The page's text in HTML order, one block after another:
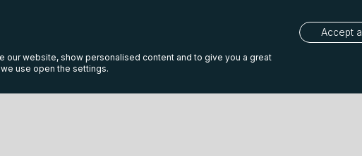
Πολιτική Cookies
our website, show personalised content and to give you a great
use open the settings.
Accept all